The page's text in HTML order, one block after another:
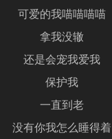
可爱的我喵喵喵喵
拿我没辙
还是会宠我爱我
保护我
一直到老
没有你我怎么睡得着